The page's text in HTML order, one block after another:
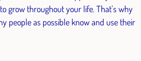
grow throughout your life. That's why
people as possible know and use their